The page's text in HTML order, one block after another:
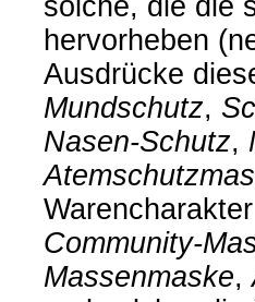
solche, die die
hervorheben
Ausdrücke
Mundschutz,
Nasen-Schutz,
Community-
Massenmaske,